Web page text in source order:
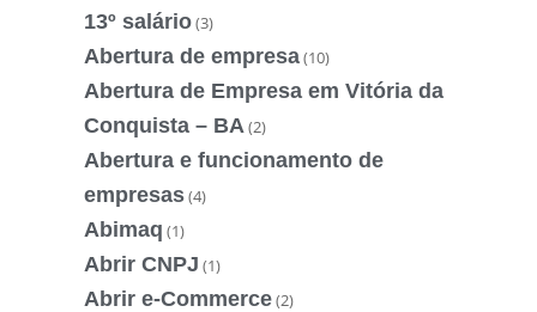
13º salário(3)
Abertura de empresa(10)
Abertura de Empresa em Vitória da
Conquista – BA (2)
Abertura e funcionamento de
empresas(4)
Abimaq (1)
Abrir CNPJ (1)
Abrir e-Commerce(2)